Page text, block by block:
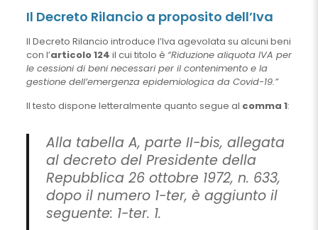
Il Decreto Rilancio a proposito dell’Iva
Il Decreto Rilancio introduce l’Iva agevolata su alcuni beni
con l’articolo 124 il cui titolo è “Riduzione aliquota IVA per
le cessioni di beni necessari per il contenimento e la
gestione dell’emergenza epidemiologica da Covid-19.”
Il testo dispone letteralmente quanto segue al comma 1:
Alla tabella A, parte II-bis, allegata
al decreto del Presidente della
Repubblica 26 ottobre 1972, n. 633,
dopo il numero 1-ter, è aggiunto il
seguente: 1-ter. 1.